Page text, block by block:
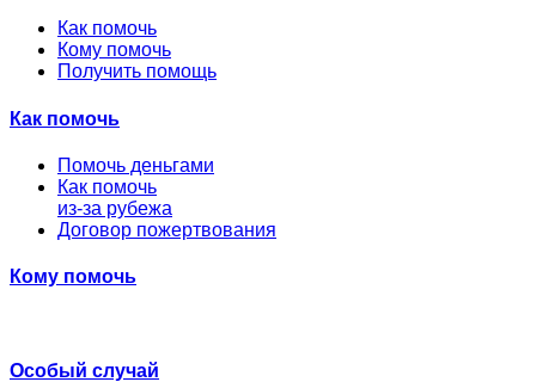
Как помочь
Кому помочь
Получить помощь
Как помочь
Помочь деньгами
Как помочь
из-за рубежа
Договор пожертвования
Кому помочь
Особый случай